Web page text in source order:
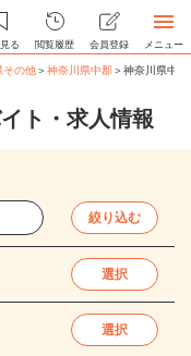
る 閲覧履歴 会員登録 メニュー
その他＞神奈川県中郡＞神奈川県中
ト・求人情報
絞り込む
選択
選択